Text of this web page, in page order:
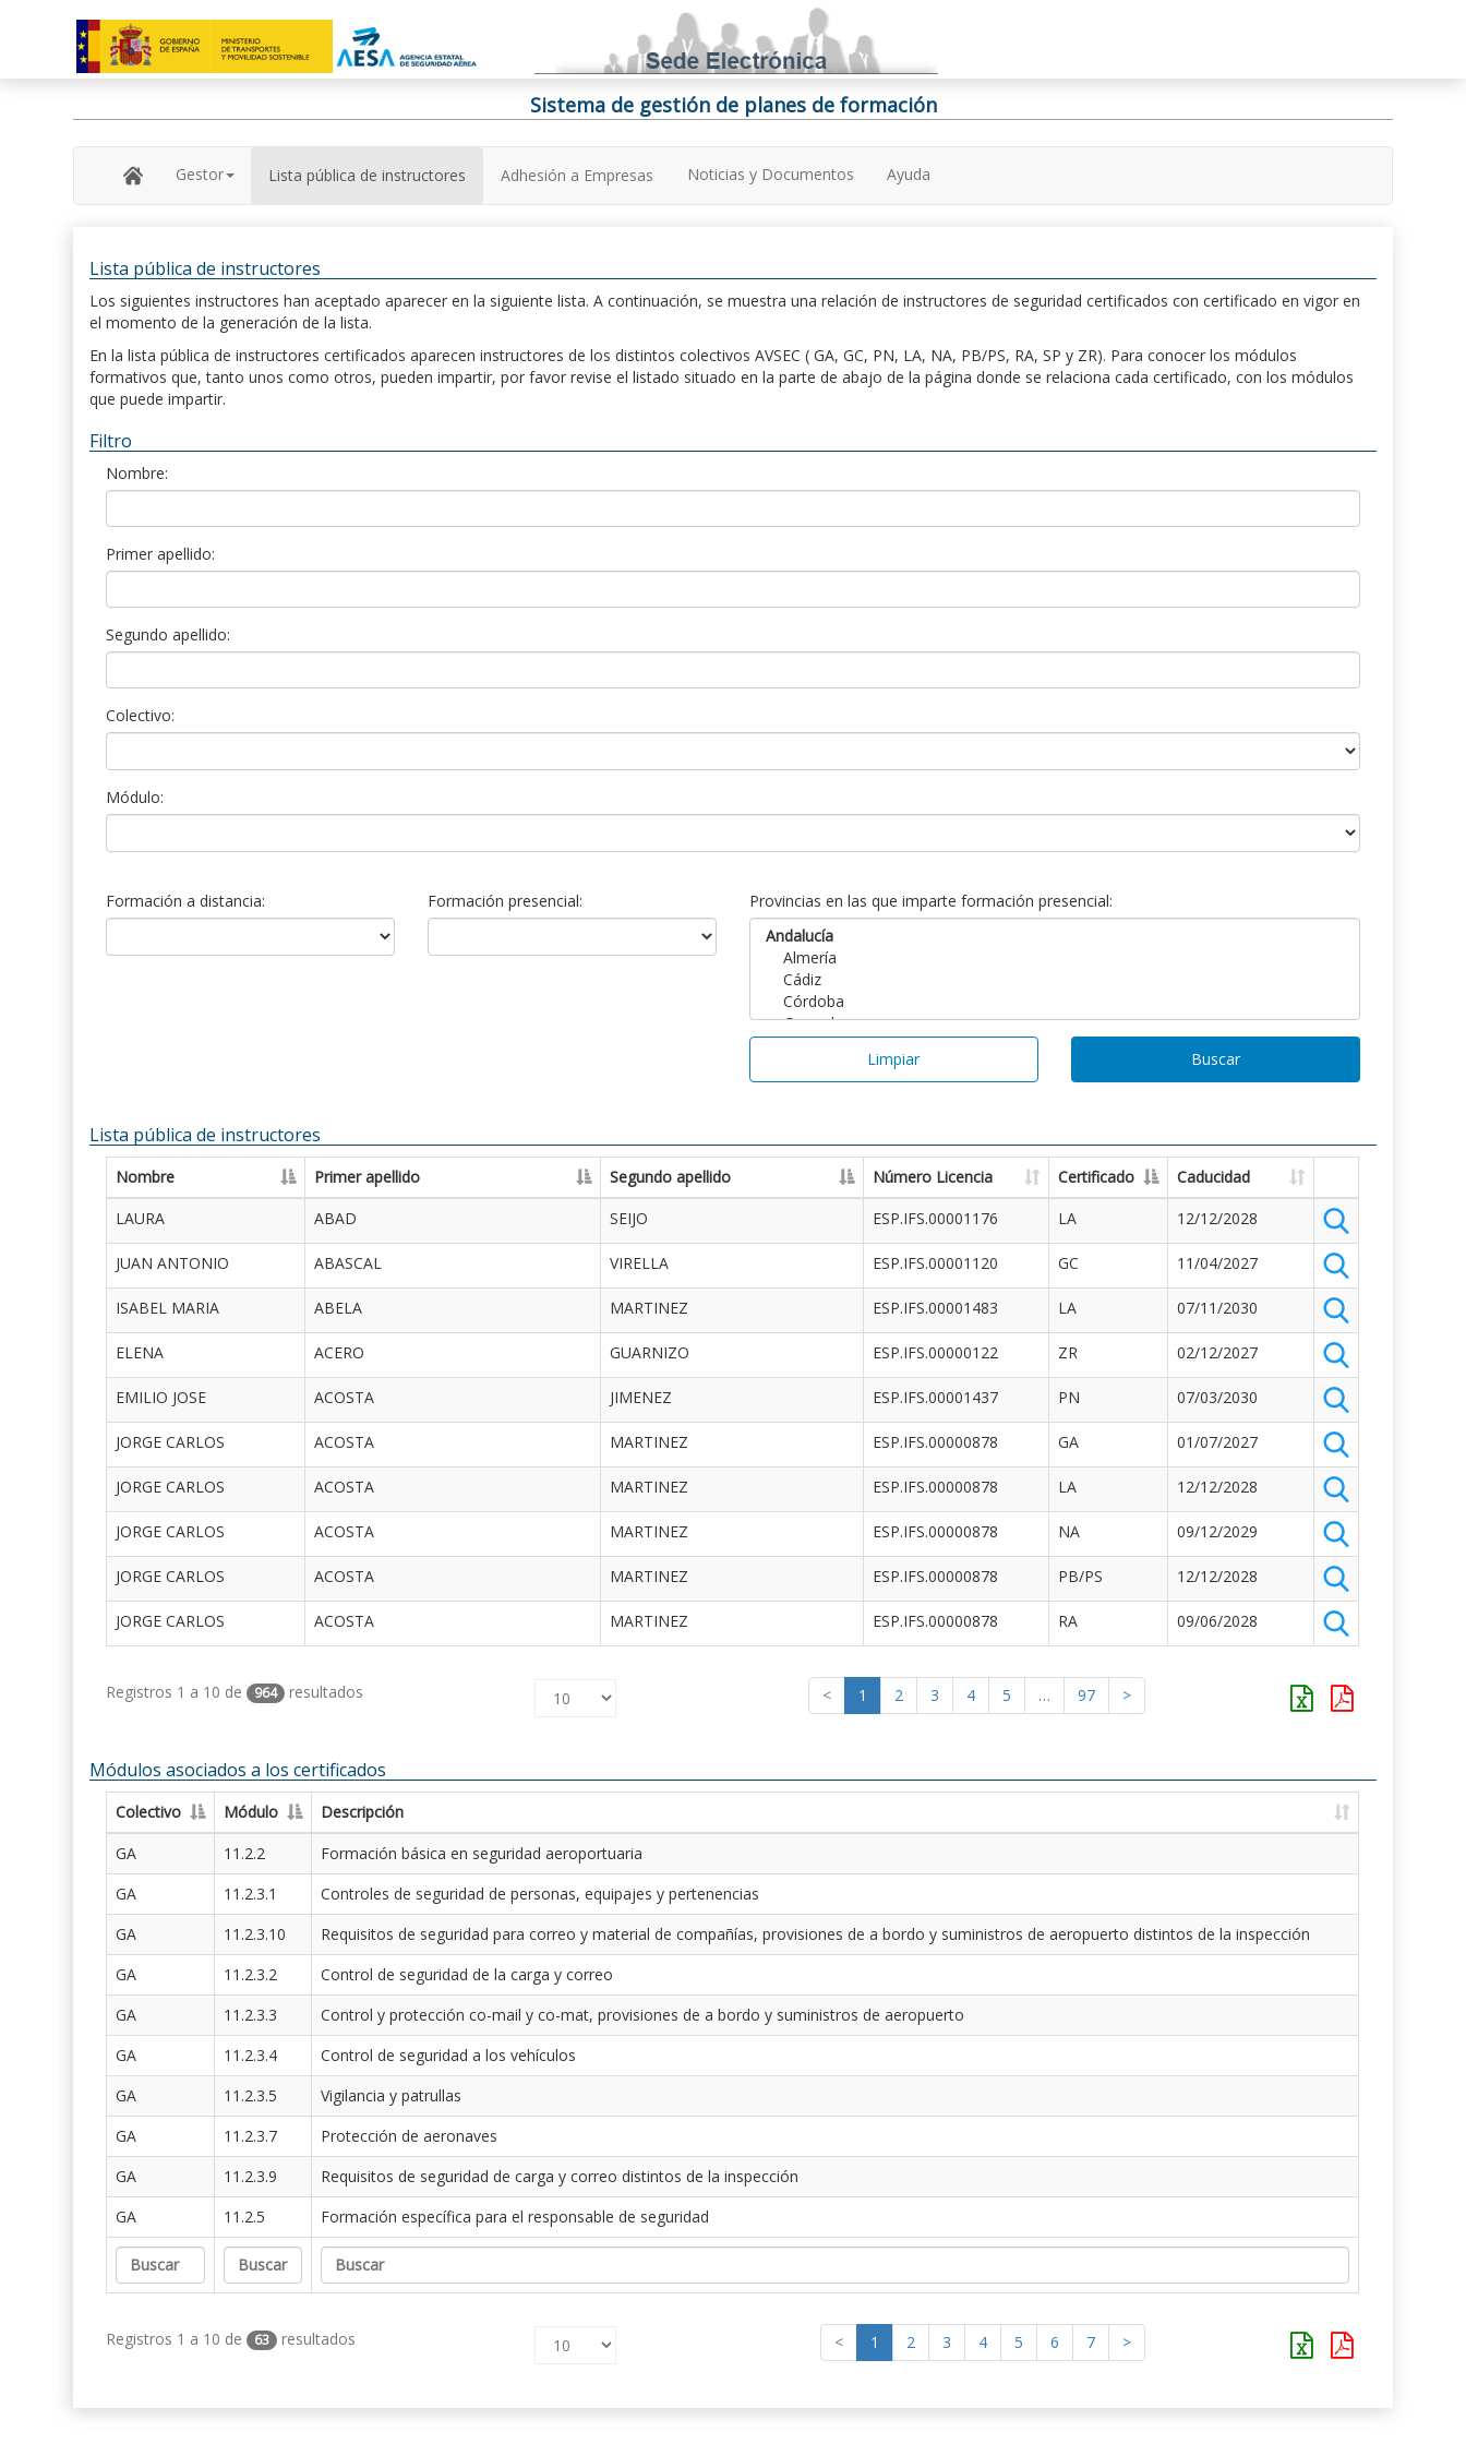
Sistema de gestión de planes de formación
Gestor Lista pública de instructores Adhesión a Empresas Noticias y Documentos Ayuda
Lista pública de instructores
Los siguientes instructores han aceptado aparecer en la siguiente lista. A continuación, se muestra una relación de instructores de seguridad certificados con certificado en vigor en
el momento de la generación de la lista.
En la lista pública de instructores certificados aparecen instructores de los distintos colectivos AVSEC ( GA, GC, PN, LA, NA, PB/PS, RA, SP y ZR). Para conocer los módulos
formativos que, tanto unos como otros, pueden impartir, por favor revise el listado situado en la parte de abajo de la página donde se relaciona cada certificado, con los módulos
que puede impartir.
Filtro
Nombre:
Primer apellido:
Segundo apellido:
Colectivo:
Módulo:
Formación a distancia: Formación presencial: Provincias en las que imparte formación presencial:
Limpiar Buscar
Lista pública de instructores
Nombre Primer apellido Segundo apellido Número Licencia Certificado
Caducidad
LAURA
ABAD SEIJO ESP.IFS.00001176 LA 12/12/2028
JUAN ANTONIO ABASCAL VIRELLA ESP.IFS.00001120 GC 11/04/2027
ISABEL MARIA ABELA MARTINEZ ESP.IFS.00001483 LA 07/11/2030
ELENA ACERO GUARNIZO ESP.IFS.00000122 ZR 02/12/2027
EMILIO JOSE ACOSTA JIMENEZ ESP.IFS.00001437 PN 07/03/2030
JORGE CARLOS ACOSTA MARTINEZ ESP.IFS.00000878 GA 01/07/2027
JORGE CARLOS ACOSTA MARTINEZ ESP.IFS.00000878 LA 12/12/2028
JORGE CARLOS ACOSTA MARTINEZ ESP.IFS.00000878 NA 09/12/2029
JORGE CARLOS ACOSTA MARTINEZ ESP.IFS.00000878 PB/PS 12/12/2028
JORGE CARLOS ACOSTA MARTINEZ ESP.IFS.00000878 RA 09/06/2028
Registros 1 a 10 de 964 resultados < 1 2 3 4 5 … 97 >
Módulos asociados a los certificados
Colectivo Módulo
Descripción
GA
11.2.2
Formación básica en seguridad aeroportuaria
GA
11.2.3.1
Controles de seguridad de personas, equipajes y pertenencias
GA
11.2.3.10
Requisitos de seguridad para correo y material de compañías, provisiones de a bordo y suministros de aeropuerto distintos de la inspección
GA
11.2.3.2
Control de seguridad de la carga y correo
GA
11.2.3.3
Control y protección co-mail y co-mat, provisiones de a bordo y suministros de aeropuerto
GA
11.2.3.4
Control de seguridad a los vehículos
GA
11.2.3.5
Vigilancia y patrullas
GA
11.2.3.7
Protección de aeronaves
GA
11.2.3.9
Requisitos de seguridad de carga y correo distintos de la inspección
GA
11.2.5 Formación específica para el responsable de seguridad
Registros 1 a 10 de 63 resultados < 1 2 3 4 5 6 7 >